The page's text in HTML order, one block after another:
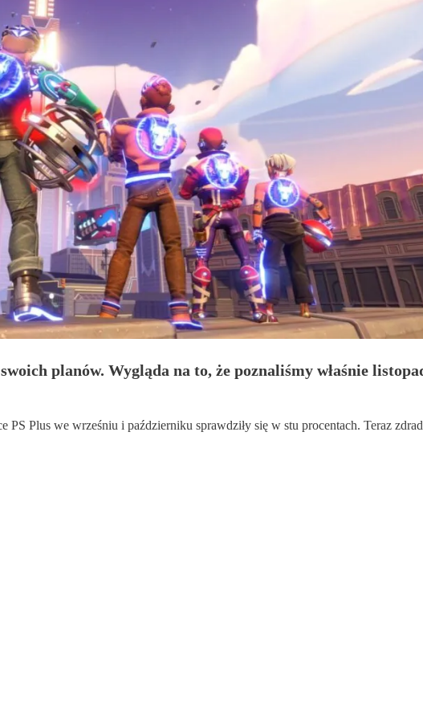
planów. Wygląda na to, że poznaliśmy właśnie
PS Plus we wrześniu i październiku sprawdziły się w stu procentach. Teraz